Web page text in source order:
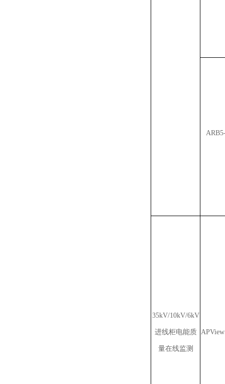
35kV/10kV/6kV
进线柜电能质
量在线监测